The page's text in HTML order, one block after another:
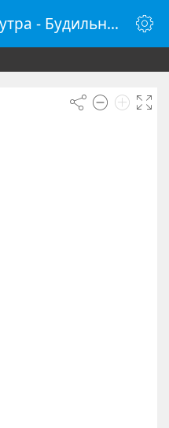
Будильник на 5:49 утра - Будильник онлайн - Будилки.ру